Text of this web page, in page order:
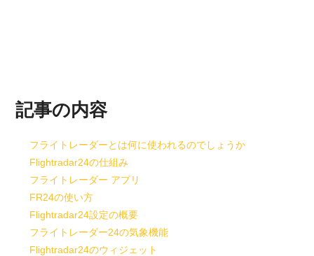
記事の内容
フライトレーダーとは何に使われるのでしょうか
Flightradar24の仕組み
フライトレーダー アプリ
FR24の使い方
Flightradar24設定の概要
フライトレーダー24の気象機能
Flightradar24のウィジェット